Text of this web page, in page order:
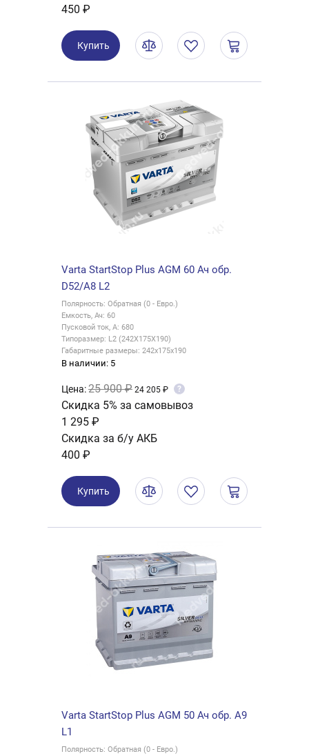
450 ₽
Купить
Varta StartStop Plus AGM 60 Ач обр.
D52/А8 L2
Полярность: Обратная (0 - Евро.)
Емкость, Ач: 60
Пусковой ток, А: 680
Типоразмер: L2 (242X175X190)
Габаритные размеры: 242х175х190
В наличии: 5
Цена:25 900 ₽ 24 205 ₽ ?
Скидка 5% за самовывоз
1 295 ₽
Скидка за б/у АКБ
400 ₽
Купить
Varta StartStop Plus AGM 50 Ач обр. A9
L1
Полярность: Обратная (0 - Евро.)